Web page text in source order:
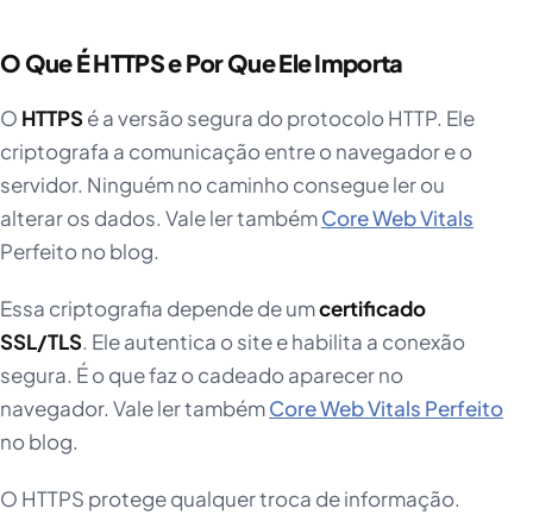
O Que É HTTPS e Por Que Ele Importa
O HTTPSé a versão segura do protocolo HTTP. Ele
criptografa a comunicação entre o navegador e o
servidor. Ninguém no caminho consegue ler ou
alterar os dados. Vale ler tambémCore Web Vitals
Perfeito no blog.
Essa criptografia depende de umcertificado
SSL/TLS. Ele autentica o site e habilita a conexão
segura. É o que faz o cadeado aparecer no
navegador. Vale ler tambémCore Web Vitals Perfeito
no blog.
O HTTPS protege qualquer troca de informação.